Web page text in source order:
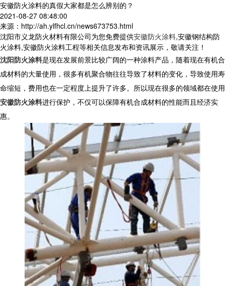
安徽防火涂料的真假大家都是怎么辨别的？
2021-08-27 08:48:00
来源：http://ah.ylfhcl.cn/news673753.html
沈阳市义龙防火材料有限公司为您免费提供安徽防火涂料,安徽钢结构防
火涂料,安徽防火涂料工程等相关信息发布和资讯展示，敬请关注！
沈阳防火涂料是现在发展前景比较广阔的一种涂料产品，随着现在有机合
成材料的大量使用，很多有机聚合物往往导致了材料的变化，导致使用寿
命缩短，费用也在一定程度上提升了许多。所以现在很多的领域都在使用
安徽防火涂料进行保护，不仅可以保障有机合成材料的性能而且经济实
惠。